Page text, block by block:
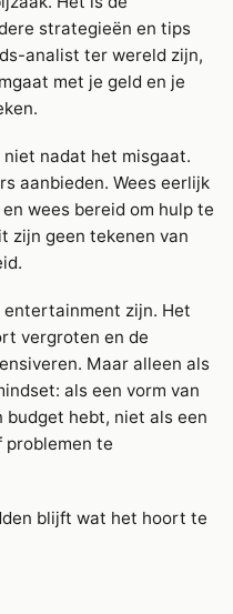
strategieën en tips
analist ter wereld zijn,
met je geld en je
nadat het misgaat.
aanbieden. Wees eerlijk
wees bereid om hulp te
zijn geen tekenen van
entertainment zijn. Het
vergroten en de
Maar alleen als
als een vorm van
hebt, niet als een
problemen te
blijft wat het hoort te